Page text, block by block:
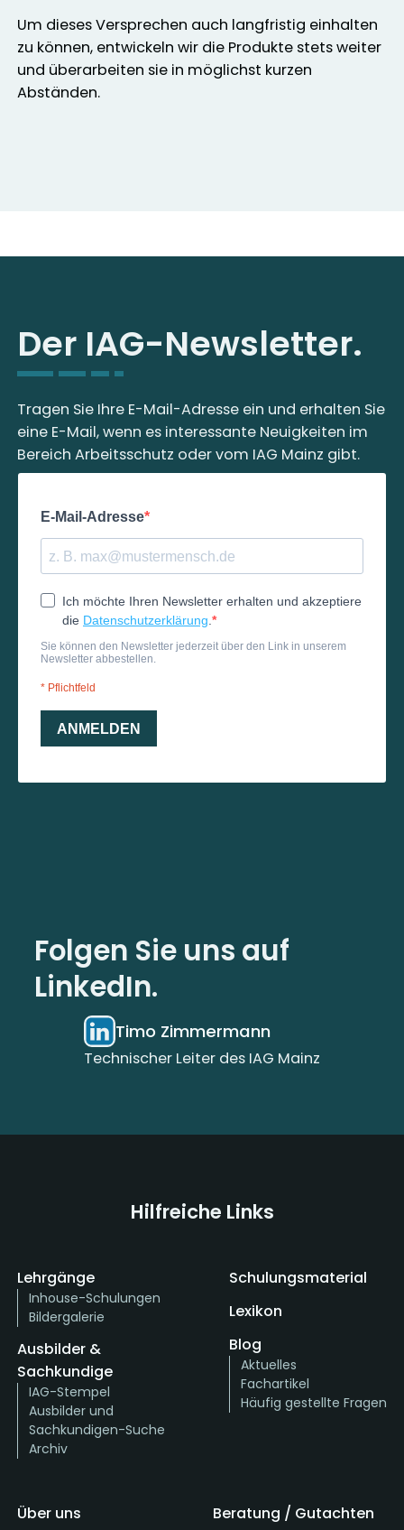
Um dieses Versprechen auch langfristig einhalten
zu können, entwickeln wir die Produkte stets weiter
und überarbeiten sie in möglichst kurzen
Abständen.
Der IAG-Newsletter.
Tragen Sie Ihre E-Mail-Adresse ein und erhalten Sie
eine E-Mail, wenn es interessante Neuigkeiten im
Bereich Arbeitsschutz oder vom IAG Mainz gibt.
Folgen Sie uns auf
LinkedIn.
Timo Zimmermann
Technischer Leiter des IAG Mainz
Hilfreiche Links
Lehrgänge
Inhouse-Schulungen
Bildergalerie
Ausbilder &
Sachkundige
IAG-Stempel
Ausbilder und
Sachkundigen-Suche
Archiv
Schulungsmaterial
Lexikon
Blog
Aktuelles
Fachartikel
Häufig gestellte Fragen
Über uns Beratung / Gutachten